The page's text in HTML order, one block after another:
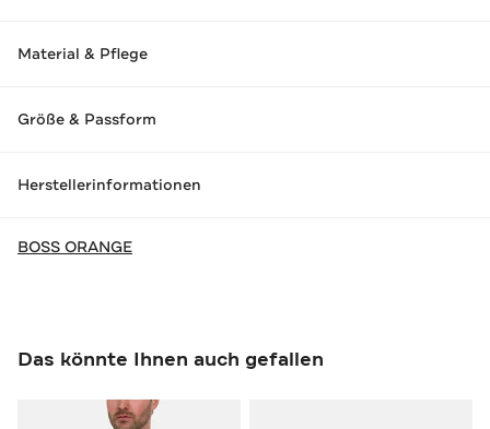
Material & Pflege
Größe & Passform
Herstellerinformationen
BOSS ORANGE
Das könnte Ihnen auch gefallen